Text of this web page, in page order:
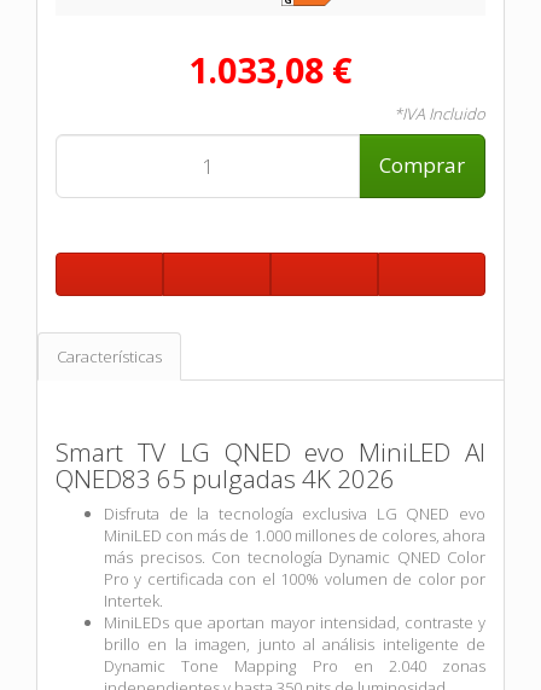
1.033,08 €
*IVA Incluido
Comprar
Características
Smart TV LG QNED evo MiniLED AI
QNED83 65 pulgadas 4K 2026
Disfruta de la tecnología exclusiva LG QNED evo
MiniLED con más de 1.000 millones de colores, ahora
más precisos. Con tecnología Dynamic QNED Color
Pro y certificada con el 100% volumen de color por
Intertek.
MiniLEDs que aportan mayor intensidad, contraste y
brillo en la imagen, junto al análisis inteligente de
Dynamic Tone Mapping Pro en 2.040 zonas